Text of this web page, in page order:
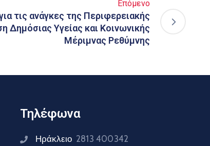
Επόμενο
τις ανάγκες της Περιφερειακής
Δημόσιας Υγείας και Κοινωνικής
Μέριμνας Ρεθύμνης
Τηλέφωνα
Ηράκλειο 2813 400342